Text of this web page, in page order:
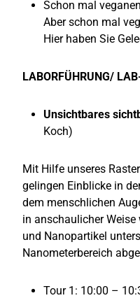
Schon mal
Aber schon mal
Hier haben Sie
LABORFÜHRUNG/
Unsichtbares
Koch)
Mit Hilfe unseres
gelingen Einblicke in
dem menschlichen
in anschaulicher Weise
und Nanopartikel
Nanometerbereich
Tour 1: 10:00 –